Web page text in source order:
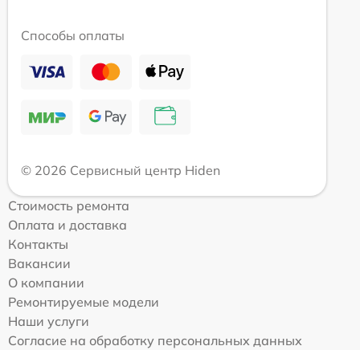
Способы оплаты
© 2026 Сервисный центр Hiden
Стоимость ремонта
Оплата и доставка
Контакты
Вакансии
О компании
Ремонтируемые модели
Наши услуги
Согласие на обработку персональных данных